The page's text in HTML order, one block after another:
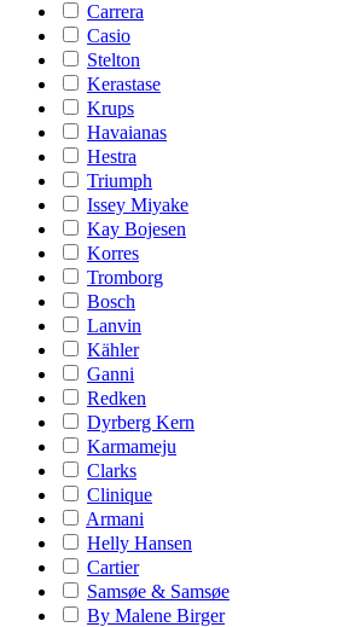
Carrera
Casio
Stelton
Kerastase
Krups
Havaianas
Hestra
Triumph
Issey Miyake
Kay Bojesen
Korres
Tromborg
Bosch
Lanvin
Kähler
Ganni
Redken
Dyrberg Kern
Karmameju
Clarks
Clinique
Armani
Helly Hansen
Cartier
Samsøe & Samsøe
By Malene Birger